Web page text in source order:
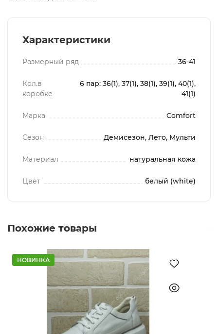
Характеристики
Размерный ряд 36-41
Кол.в
коробке
6 пар: 36(1), 37(1), 38(1), 39(1), 40(1),
41(1)
Марка Comfort
Сезон Демисезон, Лето, Мульти
Материал натуральная кожа
Цвет белый (white)
Похожие товары
НОВИНКА